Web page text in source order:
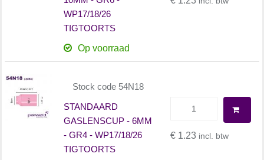
WP17/18/26
TIGTOORTS
Op voorraad
Stock code 54N18
STANDAARD
GASLENSCUP - 6MM
- GR4 - WP17/18/26
TIGTOORTS
€ 1.23 incl. btw